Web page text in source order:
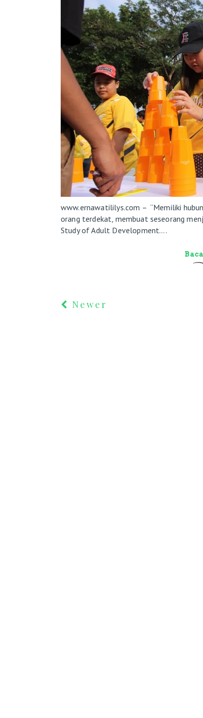
www.ernawatililys.com – “Memiliki
orang terdekat, membuat seseorang
Study of Adult Development....
Newer